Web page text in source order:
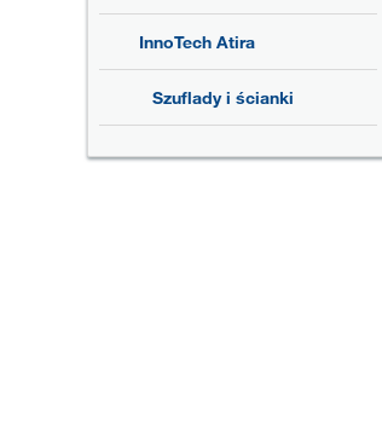
InnoTech Atira
Szuflady i ścianki